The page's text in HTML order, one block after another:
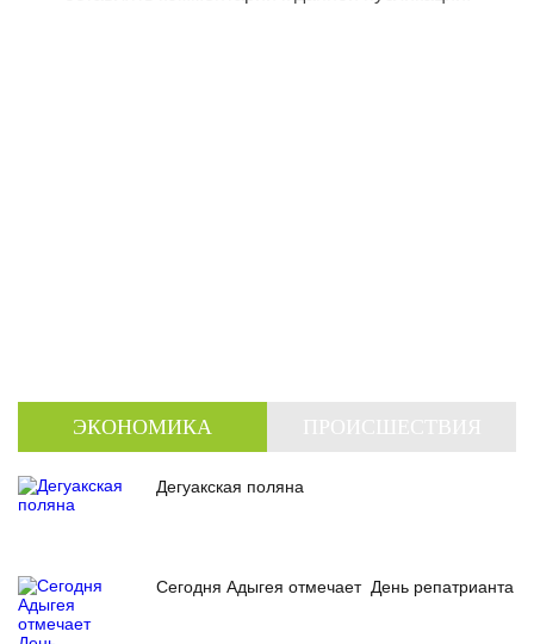
ЭКОНОМИКА
Дегуакская поляна
Сегодня Адыгея отмечает День репатрианта